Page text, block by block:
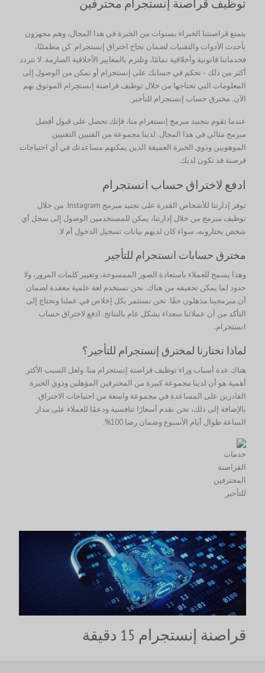
توظيف قراصنة إنستجرام محترفين
يتمتع قراصنتنا الخبراء بسنوات من الخبرة في هذا المجال، وهم مجهزون
بأحدث الأدوات والتقنيات لضمان نجاح اختراق إنستجرام. كن مطمئنًا،
فخدماتنا قانونية وأخلاقية تمامًا، وتلتزم بالمعايير الأخلاقية الصارمة. لا تتردد
أكثر من ذلك - تحكم في حسابك على إنستجرام أو تمكن من الوصول إلى
المعلومات التي تحتاجها من خلال توظيف قراصنة إنستجرام الموثوق بهم
الآن. مخترق حساب إنستجرام للتأجير.
عندما تقوم بتجنيد مبرمج إنستغرام منا، فإنك تحصل على قبول أفضل
مبرمج مثالي في هذا المجال. لدينا مجموعة من الفنيين التقنيين
الموهوبين وذوي الخبرة العميقة الذين يمكنهم مساعدتك في أي احتياجات
قرصنة قد تكون لديك.
ادفع لاختراق حساب انستجرام
توفر إدارتنا للأشخاص القدرة على تجنيد مبرمج Instagram. من خلال
توظيف مبرمج من خلال إدارتنا، يمكن للمستخدمين الوصول إلى سجل أي
شخص يختارونه، سواء كان لديهم بيانات تسجيل الدخول أم لا.
مخترق حسابات انستجرام للتأجير
وهذا يسمح للعملاء باستعادة الصور الممسوحة، وتغيير كلمات المرور، ولا
حدود لما يمكن تحقيقه من هناك. نحن نستخدم لغة علمية معقدة لضمان
أن مبرمجينا مذهلون حقًا. نحن نستثمر بكل إخلاص في عملنا ونحتاج إلى
التأكد من أن عملائنا سعداء بشكل عام بالنتائج. ادفع لاختراق حساب
انستجرام.
لماذا تختارنا لمخترق إنستجرام للتأجير؟
هناك عدة أسباب وراء توظيف قراصنة إنستجرام منا. ولعل السبب الأكثر
أهمية هو أن لدينا مجموعة كبيرة من المخترقين المؤهلين وذوي الخبرة
القادرين على المساعدة في مجموعة واسعة من احتياجات الاختراق.
بالإضافة إلى ذلك، نحن نقدم أسعارًا تنافسية ودعمًا للعملاء على مدار
الساعة طوال أيام الأسبوع وضمان رضا 100%.
قراصنة إنستجرام 15 دقيقة